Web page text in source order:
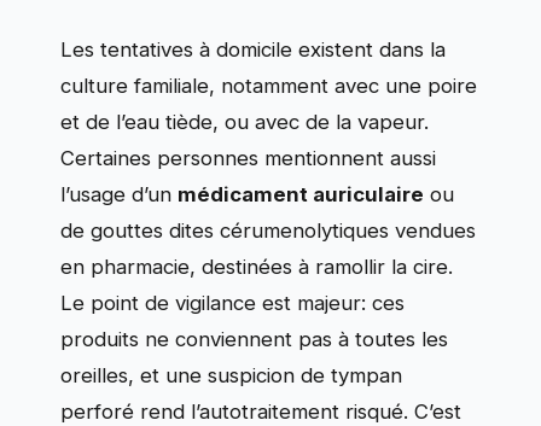
Les tentatives à domicile existent dans la
culture familiale, notamment avec une poire
et de l’eau tiède, ou avec de la vapeur.
Certaines personnes mentionnent aussi
l’usage d’un médicament auriculaire ou
de gouttes dites cérumenolytiques vendues
en pharmacie, destinées à ramollir la cire.
Le point de vigilance est majeur: ces
produits ne conviennent pas à toutes les
oreilles, et une suspicion de tympan
perforé rend l’autotraitement risqué. C’est